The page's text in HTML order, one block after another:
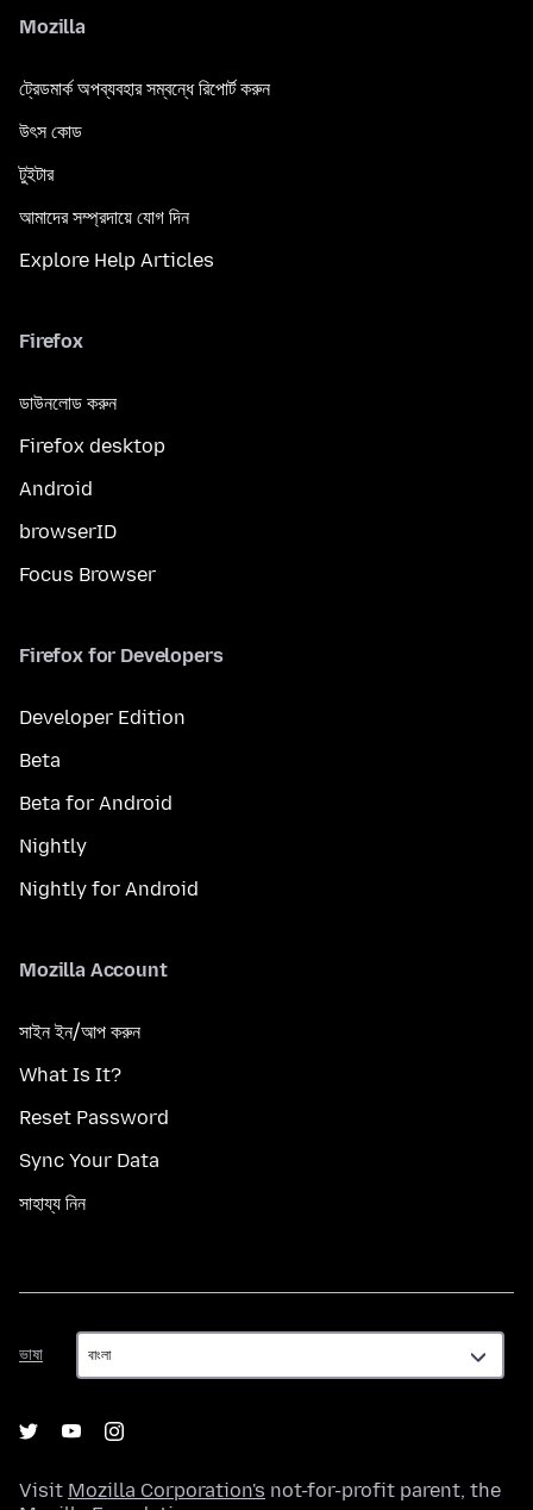
Mozilla
ট্রেডমার্ক অপব্যবহার সম্বন্ধে রিপোর্ট করুন
উৎস কোড
টুইটার
আমাদের সম্প্রদায়ে যোগ দিন
Explore Help Articles
Firefox
ডাউনলোড করুন
Firefox desktop
Android
browserID
Focus Browser
Firefox for Developers
Developer Edition
Beta
Beta for Android
Nightly
Nightly for Android
Mozilla Account
সাইন ইন/আপ করুন
What Is It?
Reset Password
Sync Your Data
সাহায্য নিন
ভাষা
ভাষা
Visit Mozilla Corporation's not-for-profit parent, the